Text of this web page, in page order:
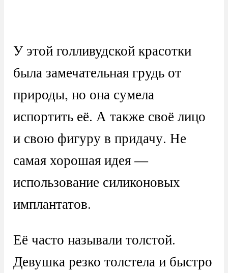
У этой голливудской красотки
была замечательная грудь от
природы, но она сумела
испортить её. А также своё лицо
и свою фигуру в придачу. Не
самая хорошая идея —
использование силиконовых
имплантатов.
Её часто называли толстой.
Девушка резко толстела и быстро